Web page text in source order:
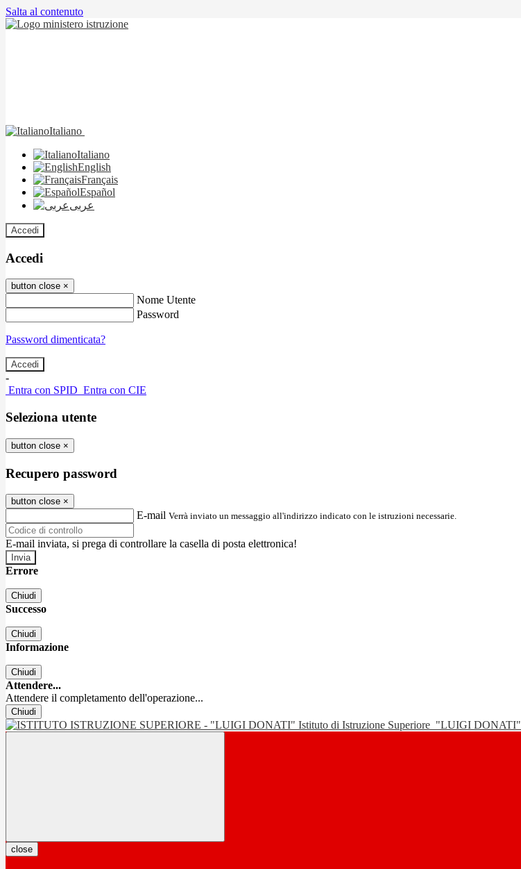
Salta al contenuto
Italiano
Italiano
English
Français
Español
عربى
Accedi
Accedi
button close ×
Nome Utente
Password
Password dimenticata?
-
Entra con SPID Entra con CIE
Seleziona utente
button close ×
Recupero password
button close ×
E-mail Verrà inviato un messaggio all'indirizzo indicato con le istruzioni necessarie.
E-mail inviata, si prega di controllare la casella di posta elettronica!
Errore
Chiudi
Successo
Chiudi
Informazione
Chiudi
Attendere...
Attendere il completamento dell'operazione...
Chiudi
Istituto di Istruzione Superiore "LUIGI DONATI"
close